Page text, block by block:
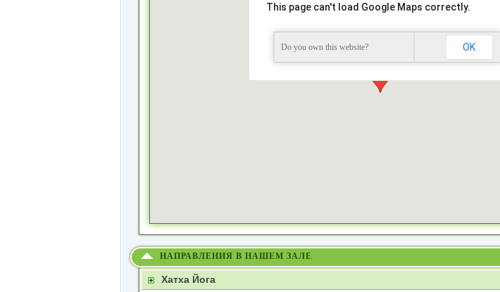
This page can't load Google Maps correctly.
Do you own this website? OK
НАПРАВЛЕНИЯ В НАШЕМ ЗАЛЕ
Хатха Йога